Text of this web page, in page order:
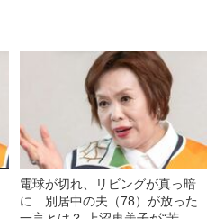
電球が切れ、リビングが真っ暗
に…別居中の夫（78）が放った